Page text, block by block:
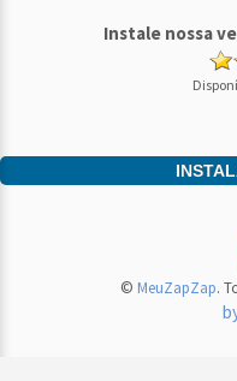
Instale nossa
© MeuZapZap.